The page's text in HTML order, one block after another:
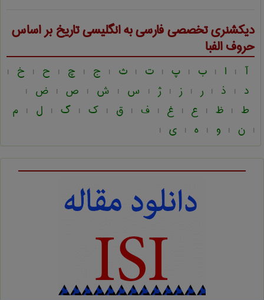
دیکشنری تخصصی فارسی به انگلیسیتاريخبر اساس
حروف الفبا
آ | ا | ب | پ | ت | ث | ج | چ | ح | خ |
د | ذ | ر | ز | ژ | س | ش | ص | ض |
ط | ظ | ع | غ | ف | ق | ک | گ | ل | م
| ن | و | ه | ی |